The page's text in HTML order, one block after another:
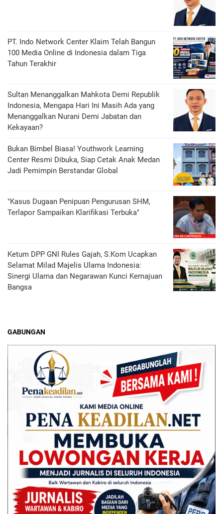
PT. Indo Network Center Klaim Telah Bangun
100 Media Online di Indonesia dalam Tiga
Tahun Terakhir
Sultan Menanggalkan Mahkota Demi Republik
Indonesia, Mengapa Hari Ini Masih Ada yang
Menanggalkan Nurani Demi Jabatan dan
Kekayaan?
Bukan Bimbel Biasa! Youthwork Learning
Center Resmi Dibuka, Siap Cetak Anak Medan
Jadi Pemimpin Berstandar Global
"Kasus Dugaan Penipuan Pengurusan SHM,
Terlapor Sampaikan Klarifikasi Terbuka"
Ketum DPP GNI Rules Gajah, S.Kom Ucapkan
Selamat Milad Majelis Ulama Indonesia:
Sinergi Ulama dan Negarawan Kunci Kemajuan
Bangsa
GABUNGAN